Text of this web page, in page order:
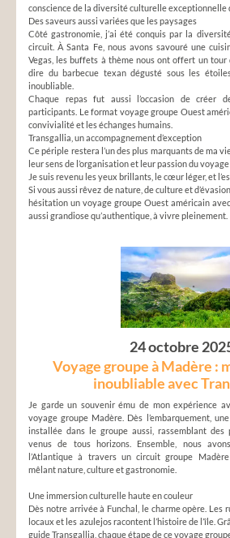
conscience de la diversité culturelle exceptionnelle
Des saveurs aussi variées que les paysages
Côté gastronomie, j’ai été conquis par la
circuit. À Santa Fe, nous avons savouré une
Vegas, les buffets à thème nous ont offert un tour
dire du barbecue texan dégusté sous les
inoubliable.
Chaque repas fut aussi l’occasion de créer
participants. Le format voyage groupe Ouest
convivialité et les échanges humains.
Transgallia, un accompagnement d’exception
Ce périple restera l’un des plus marquants de ma
leur sens de l’organisation et leur passion du
Je suis revenu les yeux brillants, le cœur léger, et
Si vous aussi rêvez de nature, de culture et
hésitation un voyage groupe Ouest américain
aussi grandiose qu’authentique, à vivre pleinement.
24 octobre
Voyage groupe à Madère :
inoubliable avec
Je garde un souvenir ému de mon expérience
voyage groupe Madère. Dès l’embarquement,
installée dans le groupe aussi, rassemblant des
venus de tous horizons. Ensemble, nous
l’Atlantique à travers un circuit groupe Madère
mêlant nature, culture et gastronomie.
Une immersion culturelle haute en couleur
Dès notre arrivée à Funchal, le charme opère. Les
locaux et les azulejos racontent l’histoire de l’île.
guide Transgallia, chaque étape de ce voyage